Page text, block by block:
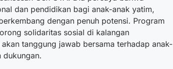
dan pendidikan bagi anak-anak yatim,
dengan penuh potensi. Program
solidaritas sosial di kalangan
tanggung jawab bersama terhadap anak-
dukungan.